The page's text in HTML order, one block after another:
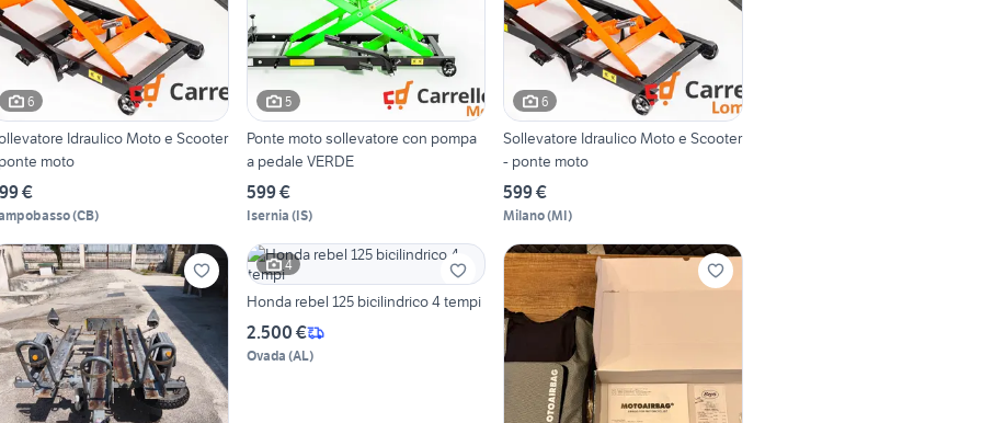
6
Idraulico Moto e Scooter
moto
€
(CB)
5
Ponte moto sollevatore con pompa
a pedale VERDE
599 €
Isernia (IS)
6
Sollevatore Idraulico Moto e Scooter
- ponte moto
599 €
Milano(MI)
4
Honda rebel 125 bicilindrico 4 tempi
2.500 €
Ovada (AL)